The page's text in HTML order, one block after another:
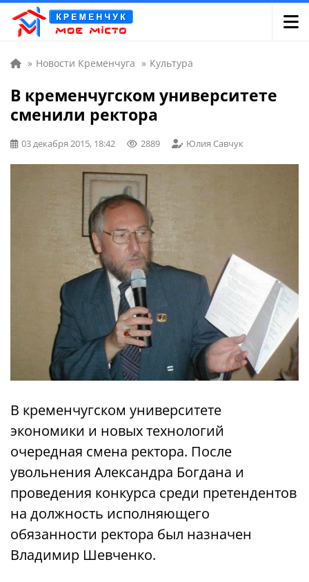
» Новости Кременчуга » Культура
В кременчугском университете
сменили ректора
03 декабря 2015, 18:42 2889 Юлия Савчук
В кременчугском университете
экономики и новых технологий
очередная смена ректора. После
увольнения Александра Богдана и
проведения конкурса среди претендентов
на должность исполняющего
обязанности ректора был назначен
Владимир Шевченко.